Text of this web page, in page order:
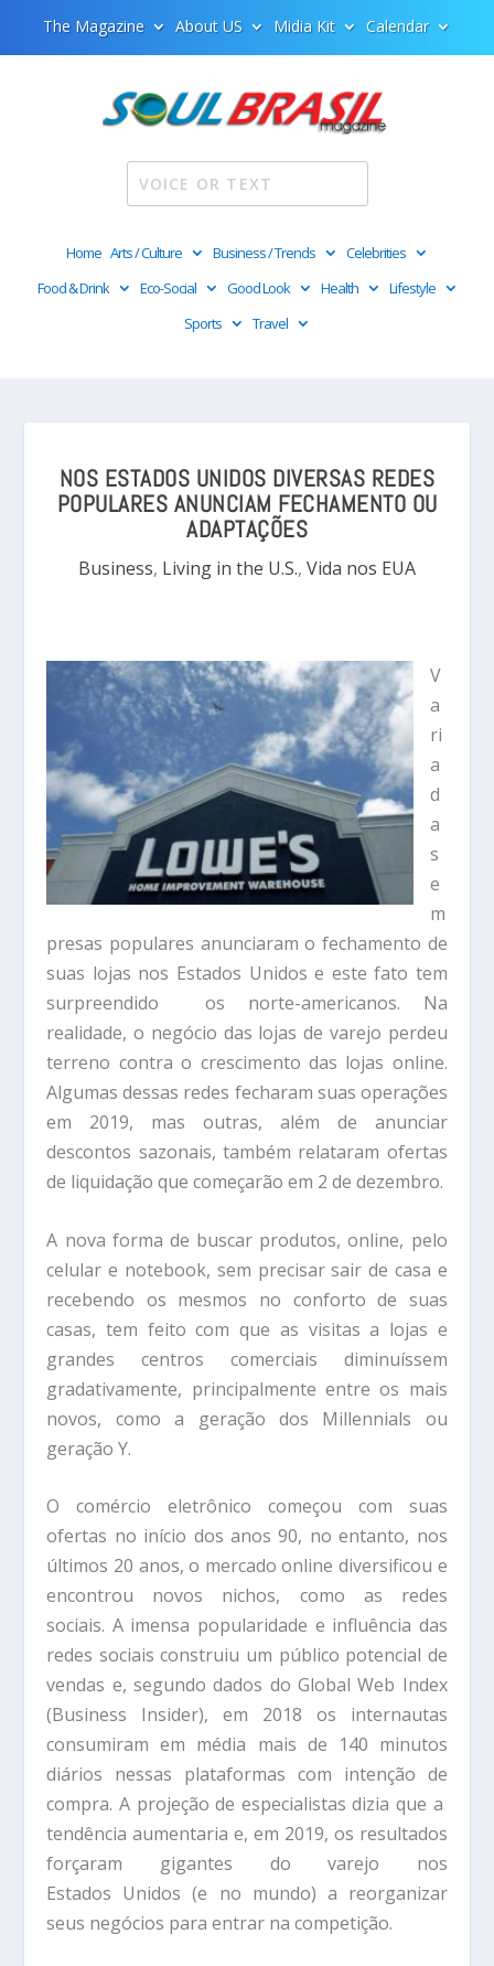
The Magazine About US Midia Kit Calendar
Home Arts / Culture Business / Trends
Celebrities
Food & Drink
Eco-Social Good Look Health
Lifestyle
Sports
Travel
NOS ESTADOS UNIDOS DIVERSAS REDES
POPULARES ANUNCIAM FECHAMENTO OU
ADAPTAÇÕES
Business, Living in the U.S., Vida nos EUA
V
a
ri
a
d
a
s
e
m
presas populares anunciaram o fechamento de
suas lojas nos Estados Unidos e este fato tem
surpreendido os norte-americanos. Na
realidade, o negócio das lojas de varejo perdeu
terreno contra o crescimento das lojas online.
Algumas dessas redes fecharam suas operações
em 2019, mas outras, além de anunciar
descontos sazonais, também relataram ofertas
de liquidação que começarão em 2 de dezembro.
A nova forma de buscar produtos, online, pelo
celular e notebook, sem precisar sair de casa e
recebendo os mesmos no conforto de suas
casas, tem feito com que as visitas a lojas e
grandes centros comerciais diminuíssem
gradativamente, principalmente entre os mais
novos, como a geração dos Millennials ou
geração Y.
O comércio eletrônico começou com suas
ofertas no início dos anos 90, no entanto, nos
últimos 20 anos, o mercado online diversificou e
encontrou novos nichos, como as redes
sociais. A imensa popularidade e influência das
redes sociais construiu um público potencial de
vendas e, segundo dados do Global Web Index
(Business Insider), em 2018 os internautas
consumiram em média mais de 140 minutos
diários nessas plataformas com intenção de
compra. A projeção de especialistas dizia que a
tendência aumentaria e, em 2019, os resultados
forçaram gigantes do varejo nos
Estados Unidos (e no mundo) a reorganizar
seus negócios para entrar na competição.